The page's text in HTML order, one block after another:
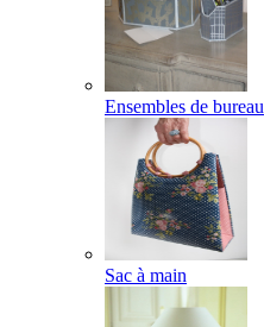
Ensembles de bureau
Sac à main